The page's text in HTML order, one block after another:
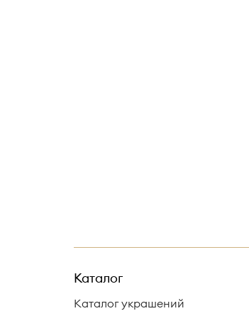
Каталог
Каталог украшений